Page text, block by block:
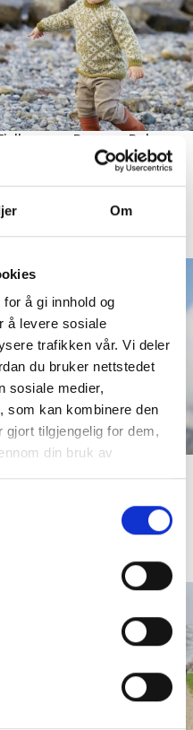
Om
å gi innhold og
å levere sosiale
trafikken vår. Vi deler
du bruker nettstedet
sosiale medier,
som kan kombinere den
gjort tilgjengelig for dem,
din bruk av
Barn og Baby,
,Barn
LES MER
Fjellgenser, Herre,